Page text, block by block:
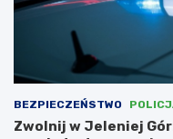
r
i
c
e
m
u
c
h
i
t
BEZPIECZEŃSTWO
Zwolnij w Jeleniej